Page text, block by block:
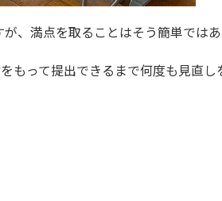
、満点を取ることはそう簡単ではあ
って提出できるまで何度も見直し